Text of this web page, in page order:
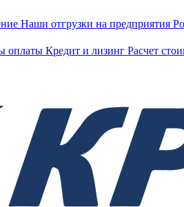
Наши отгрузки на предприятия
оплаты Кредит и лизинг Расчет